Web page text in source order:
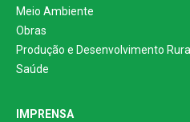
Meio Ambiente
Obras
Produção e Desenvolvimento Rural
Saúde
IMPRENSA